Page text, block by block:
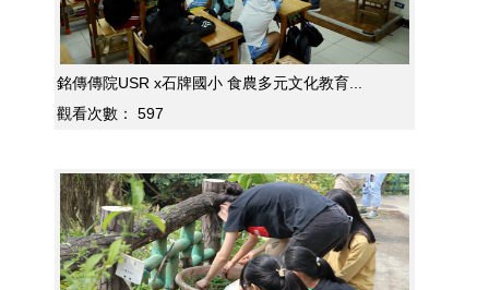
銘傳傳院USR x石牌國小 食農多元文化教育...
觀看次數：
597